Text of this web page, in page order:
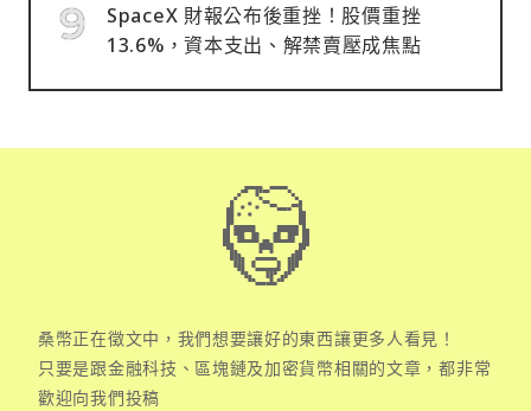
SpaceX 財報公布後重挫！股價重挫
13.6%，資本支出、解禁賣壓成焦點
桑幣正在徵文中，我們想要讓好的東西讓更多人看見！
只要是跟金融科技、區塊鏈及加密貨幣相關的文章，都非常
歡迎向我們投稿